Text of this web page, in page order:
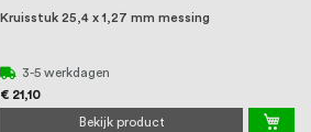
Kruisstuk 25,4 x 1,27 mm messing
3-5 werkdagen
€ 21,10
Bekijk product